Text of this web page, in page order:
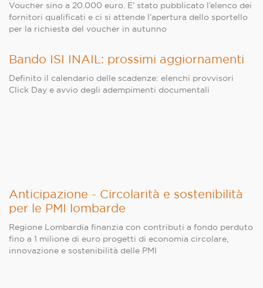
Voucher sino a 20.000 euro. E’ stato pubblicato l’elenco dei
fornitori qualificati e ci si attende l’apertura dello sportello
per la richiesta del voucher in autunno
Bando ISI INAIL: prossimi aggiornamenti
Definito il calendario delle scadenze: elenchi provvisori
Click Day e avvio degli adempimenti documentali
Anticipazione - Circolarità e sostenibilità
per le PMI lombarde
Regione Lombardia finanzia con contributi a fondo perduto
fino a 1 milione di euro progetti di economia circolare,
innovazione e sostenibilità delle PMI